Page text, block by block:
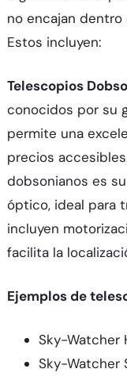
no encajan dentro
Estos incluyen:
Telescopios
conocidos por su
permite una
precios
dobsonianos es
óptico, ideal para
incluyen
facilita la
Ejemplos de
Sky-Watcher
Sky-